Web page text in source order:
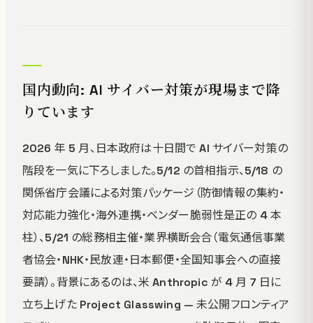
国内動向: AI サイバー対策が現場まで降
りています
2026 年 5 月、日本政府は十日間で AI サイバー対策の
階段を一気に下ろしました。5/12 の首相指示、5/18 の
関係省庁会議による対策パッケージ（防御情報の集約・
対応能力強化・海外連携・ベンダー脆弱性是正の 4 本
柱）、5/21 の総務相主催・業界横断会合（電気通信事業
者協会・NHK・民放連・日本郵便・全国知事会への直接
要請）。背景にあるのは、米 Anthropic が 4 月 7 日に
立ち上げた Project Glasswing — 未公開フロンティア